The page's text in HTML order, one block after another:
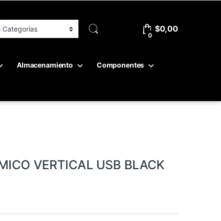
0
$0,00
Almacenamiento Componentes
VERTICAL USB BLACK